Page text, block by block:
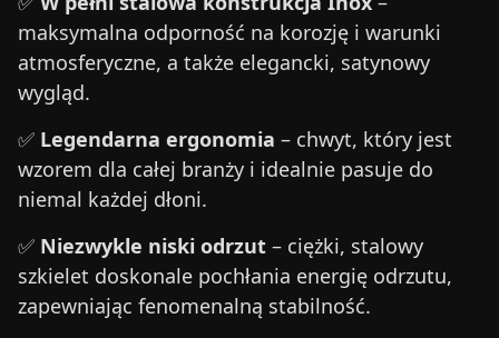
maksymalna odporność na korozję i warunki
atmosferyczne, a także elegancki, satynowy
wygląd.
✅ Legendarna ergonomia – chwyt, który jest
wzorem dla całej branży i idealnie pasuje do
niemal każdej dłoni.
✅ Niezwykle niski odrzut – ciężki, stalowy
szkielet doskonale pochłania energię odrzutu,
zapewniając fenomenalną stabilność.